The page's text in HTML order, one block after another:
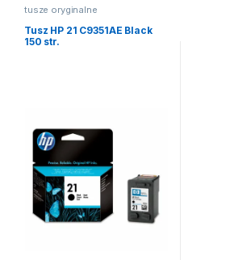
tusze oryginalne
Tusz HP 21 C9351AE Black
150 str.